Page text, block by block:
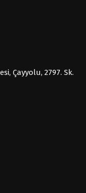
Çayyolu, 2797. Sk.